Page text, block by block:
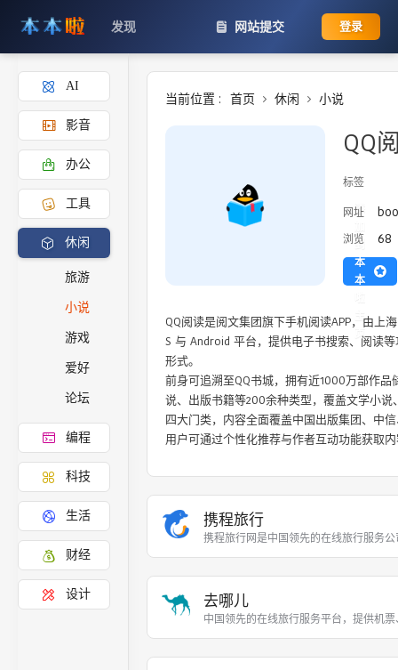
发现 网站提交 登录
AI
影音
办公
工具
休闲
旅游
小说
游戏
爱好
论坛
编程
科技
生活
财经
设计
当前位置 : 首页 休闲 小说
QQ
标签
网址
浏览 68
添
到
本
本
主
页
QQ阅读是阅文集团旗下手机阅读APP，由上
S 与 Android 平台，提供电子书搜索、阅读
形式。
前身可追溯至QQ书城，拥有近1000万部作
说、出版书籍等200余种类型，覆盖文学小
四大门类，内容全面覆盖中国出版集团、中
携程旅行
携程旅行网是中国领先的在线旅行服务
去哪儿
中国领先的在线旅行服务平台，提供机